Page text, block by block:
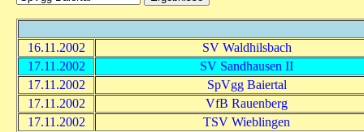
16.11.2002
SV Waldhilsbach
17.11.2002
SV Sandhausen II
17.11.2002
SpVgg Baiertal
17.11.2002
VfB Rauenberg
17.11.2002
TSV Wieblingen